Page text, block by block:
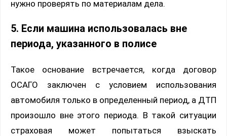
нужно проверять по материалам дела.
5. Если машина использовалась вне
периода, указанного в полисе
Такое основание встречается, когда договор
ОСАГО заключен с условием использования
автомобиля только в определенный период, а ДТП
произошло вне этого периода. В такой ситуации
страховая может попытаться взыскать